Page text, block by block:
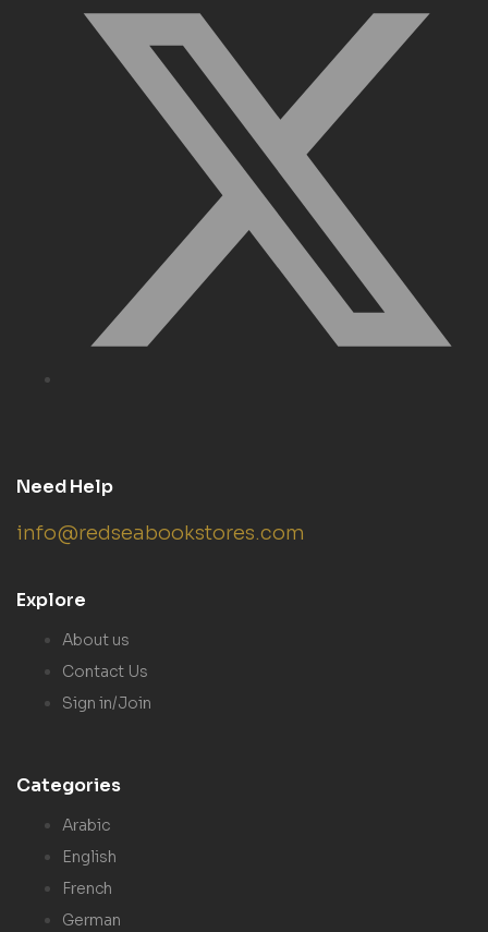
Need Help
info@redseabookstores.com
Explore
About us
Contact Us
Sign in/Join
Categories
Arabic
English
French
German